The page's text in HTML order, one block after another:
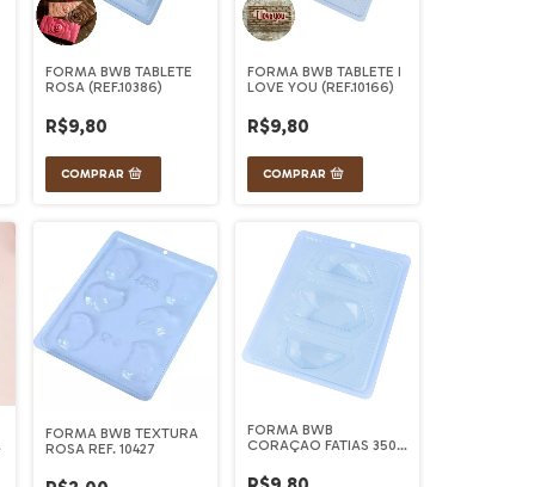
FORMA BWB TABLETE
ROSA (REF.10386)
R$9,80
FORMA BWB TABLETE I
LOVE YOU (REF.10166)
R$9,80
FORMA BWB TEXTURA
ROSA REF. 10427
FORMA BWB
CORAÇAO FATIAS 350